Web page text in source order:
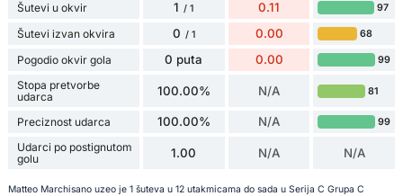
Šutevi u okvir 1 / 1 0.11 97
Šutevi izvan okvira 0 / 1 0.00 68
Pogodio okvir gola 0 puta 0.00 99
Stopa pretvorbe
udarca
100.00% N/A 81
Preciznost udarca 100.00% N/A 99
Udarci po postignutom
golu
1.00 N/A N/A
Matteo Marchisano uzeo je 1 šuteva u 12 utakmicama do sada u Serija C Grupa C